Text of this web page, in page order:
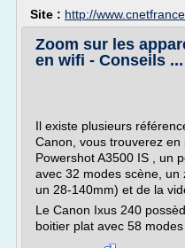
Site : http://
Zoom sur les
en wifi - Conseils ...
Il existe plusieurs
Canon, vous trouverez
Powershot A3500 IS , un
avec 32 modes scène, un
un 28-140mm) et de la
Le Canon Ixus 240
boitier plat avec 58